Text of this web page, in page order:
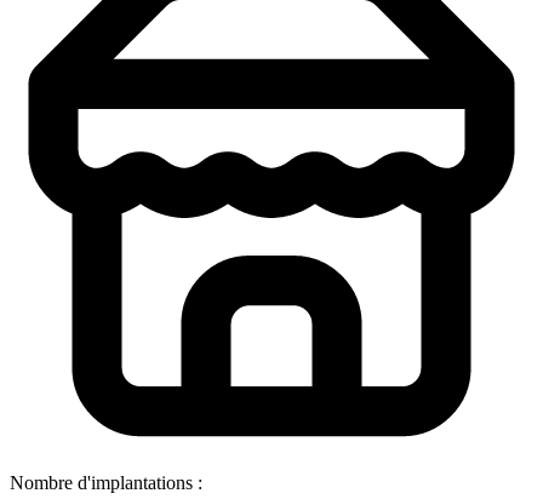
Nombre d'implantations :